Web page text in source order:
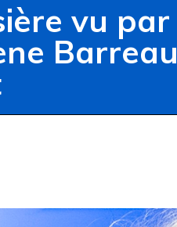
vu par
Barreau